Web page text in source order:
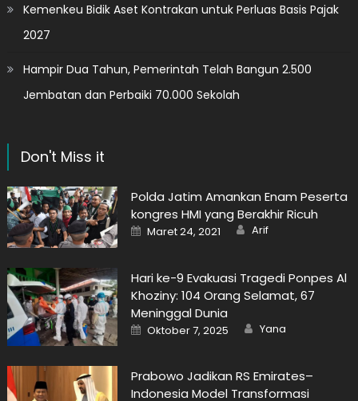
Kemenkeu Bidik Aset Kontrakan untuk Perluas Basis Pajak
2027
Hampir Dua Tahun, Pemerintah Telah Bangun 2.500
Jembatan dan Perbaiki 70.000 Sekolah
Don't Miss it
Polda Jatim Amankan Enam Peserta
kongres HMI yang Berakhir Ricuh
Posted
on
Maret 24, 2021 Author
Arif
Hari ke-9 Evakuasi Tragedi Ponpes Al
Khoziny: 104 Orang Selamat, 67
Meninggal Dunia
Posted
on
Oktober 7, 2025 Author
Yana
Prabowo Jadikan RS Emirates–
Indonesia Model Transformasi